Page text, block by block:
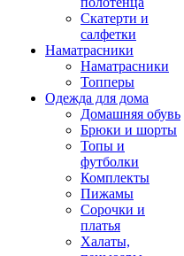
Скатерти и
салфетки
Наматрасники
Наматрасники
Топперы
Одежда для дома
Домашняя обувь
Брюки и шорты
Топы и
футболки
Комплекты
Пижамы
Сорочки и
платья
Халаты,